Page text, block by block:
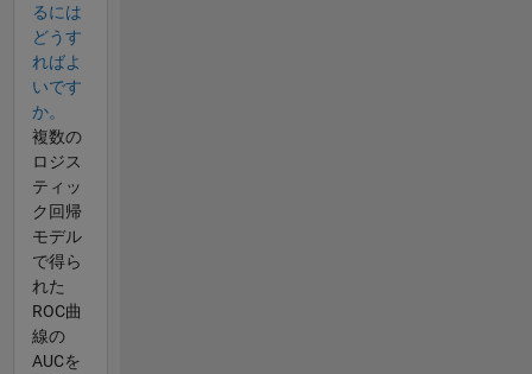
るには
どうす
ればよ
いです
か。
複数の
ロジス
ティッ
ク回帰
モデル
で得ら
れた
ROC曲
線の
AUCを